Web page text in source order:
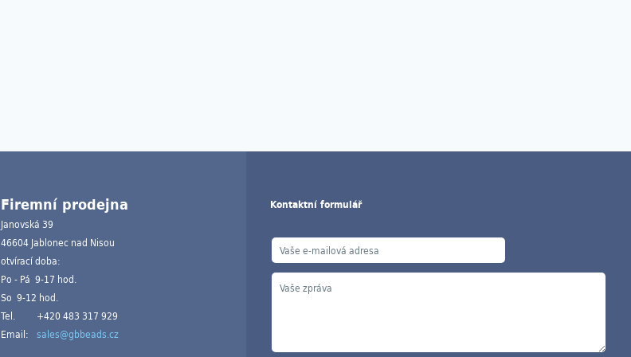
Firemní prodejna
Janovská 39
46604 Jablonec nad Nisou
otvírací doba:
Po - Pá 9-17 hod.
So 9-12 hod.
Tel.
+420 483 317 929
Email:
sales@gbbeads.cz
Kontaktní formulář